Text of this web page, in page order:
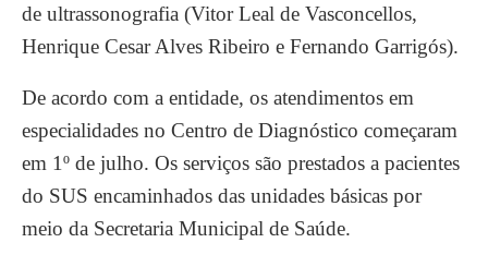
de ultrassonografia (Vitor Leal de Vasconcellos,
Henrique Cesar Alves Ribeiro e Fernando Garrigós).
De acordo com a entidade, os atendimentos em
especialidades no Centro de Diagnóstico começaram
em 1º de julho. Os serviços são prestados a pacientes
do SUS encaminhados das unidades básicas por
meio da Secretaria Municipal de Saúde.